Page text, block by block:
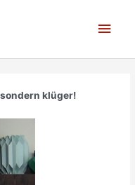
klüger!